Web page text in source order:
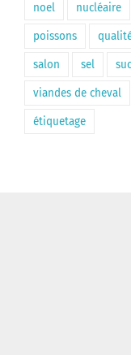
noel nucléaire
poissons
salon sel
viandes de cheval
étiquetage